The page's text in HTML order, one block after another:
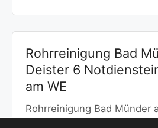
Rohrreinigung Bad
Deister 6
am WE
Rohrreinigung Bad Münder